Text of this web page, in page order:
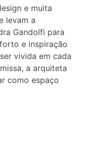
e muita
levam a
Gandolfi para
e inspiração
vivida em cada
a arquiteta
como espaço